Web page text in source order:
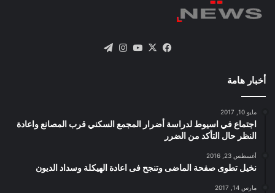
فيسبوك
X يوتيوبانستقرام
أخبار هامة
مايو 10, 2017
اجتماع في اسيوط لدراسة أضرار المجمع السكني قرب المصانع واعادة
النظر حال التأكد من الضرر
أغسطس 23, 2016
نخيل تطوى صفحة الماضى وتنجح فى اعادة الهيكلة وسداد الديون
مارس 14, 2017